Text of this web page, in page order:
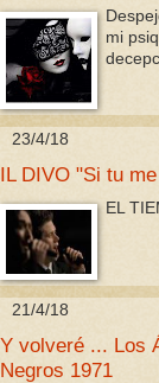
mi
23/4/18
IL DIVO "Si tu
EL
21/4/18
Y volveré ... Los
Negros 1971